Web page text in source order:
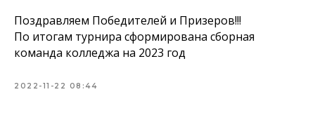
Поздравляем Победителей и Призеров!!!
По итогам турнира сформирована сборная
команда колледжа на 2023 год
2022-11-22 08:44